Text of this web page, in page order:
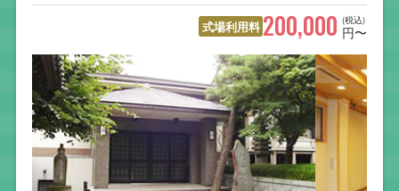
式場利用料 (税込)
200,000 円〜